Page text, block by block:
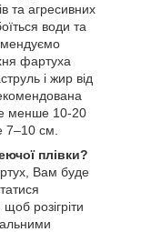
та агресивних
води та
фартуха
і жир від
менше 10-20
7–10 см.
плівки?
Вам буде
розігріти